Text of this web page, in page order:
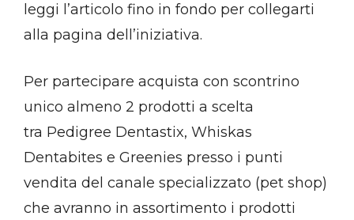
leggi l’articolo fino in fondo per collegarti
alla pagina dell’iniziativa.
Per partecipare acquista con scontrino
unico almeno 2 prodotti a scelta
tra Pedigree Dentastix, Whiskas
Dentabites e Greenies presso i punti
vendita del canale specializzato (pet shop)
che avranno in assortimento i prodotti